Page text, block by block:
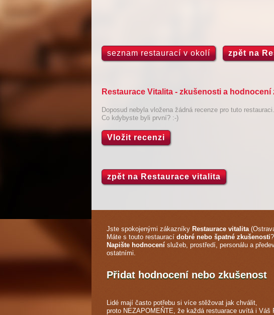
seznam restaurací v okolí zpět na
Restaurace Vitalita - zkušenosti a hodnocení
Doposud nebyla vložena žádná recenze pro tuto restauraci.
Co kdybyste byli první? :-)
Vložit recenzi
zpět na Restaurace vitalita
Jste spokojenými zákazníky Restaurace vitalita
Máte s touto restaurací dobré nebo špatné zkušenosti?
Napište hodnocení služeb, prostředí, personálu a
ostatními.
Přidat hodnocení nebo zkušenost
Lidé mají často potřebu si více stěžovat jak chválit,
proto NEZAPOMEŇTE, že každá restuarace uvítá i Váš